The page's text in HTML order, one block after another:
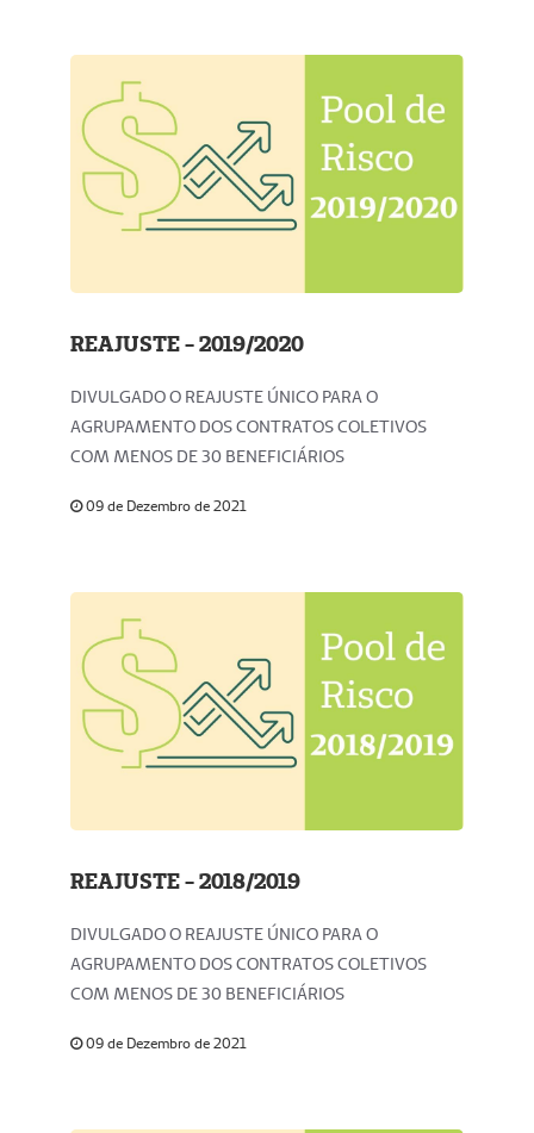
REAJUSTE - 2019/2020
DIVULGADO O REAJUSTE ÚNICO PARA O
AGRUPAMENTO DOS CONTRATOS COLETIVOS
COM MENOS DE 30 BENEFICIÁRIOS
09 de Dezembro de 2021
REAJUSTE - 2018/2019
DIVULGADO O REAJUSTE ÚNICO PARA O
AGRUPAMENTO DOS CONTRATOS COLETIVOS
COM MENOS DE 30 BENEFICIÁRIOS
09 de Dezembro de 2021